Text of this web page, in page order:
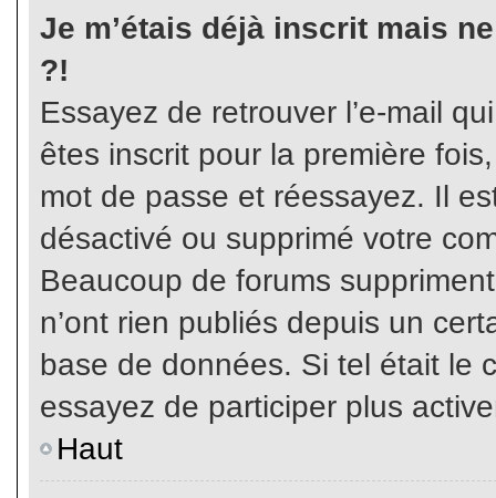
Je m’étais déjà inscrit mais
?!
Essayez de retrouver l’e-mail
êtes inscrit pour la première
mot de passe et réessayez. Il
désactivé ou supprimé votre
Beaucoup de forums
n’ont rien publiés depuis un
base de données. Si tel était le
essayez de participer plus
Haut